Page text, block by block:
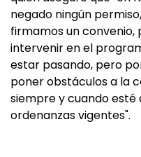
negado ningún
firmamos un
intervenir en el
estar pasando, pero
poner obstáculos a la
siempre y cuando
ordenanzas vigentes".